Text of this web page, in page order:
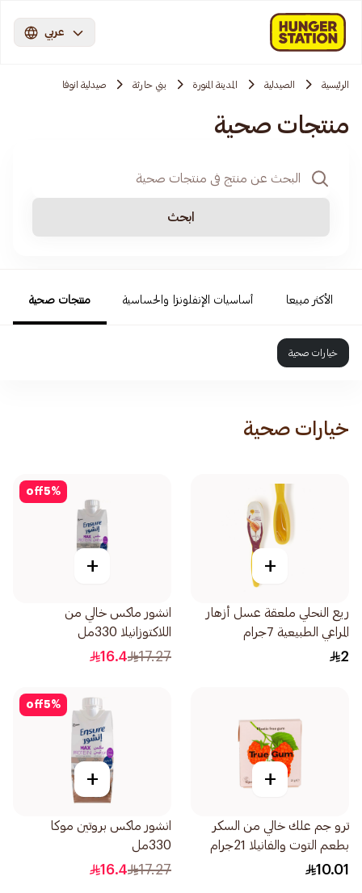
عربي
الرئيسية الصيدلية المدينة المنورة بني حارثة صيدلية انوفا
منتجات صحية
ابحث
الأكثر مبيعا أساسيات الإنفلونزا والحساسية منتجات صحية
خيارات صحية
خيارات صحية
+
ريع النحلي ملعقة عسل أزهار
المراعي الطبيعية 7جرام
2
5%
off
+
انشور ماكس خالي من
اللاكتوزانيلا 330مل
17.27
16.4
+
ترو جم علك خالي من السكر
بطعم التوت والفانيلا 21جرام
10.01
5%
off
+
انشور ماكس بروتين موكا
330مل
17.27
16.4